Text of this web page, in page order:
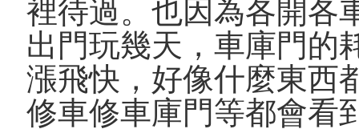
裡待過。也因為各開各
出門玩幾天，車庫門的
漲飛快，好像什麼東西
修車修車庫門等都會看